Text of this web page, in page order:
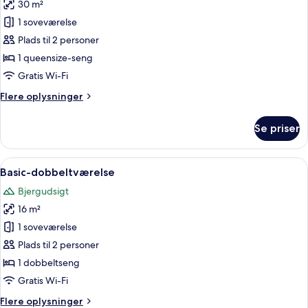
af
Deluxe-
dobbeltværelse
30 m²
1 soveværelse
Plads til 2 personer
1 queensize-seng
Gratis Wi-Fi
Flere oplysninger
Flere
dobbeltværelse
Se priser
Indlæs
alle
billeder
af
Basic-
dobbeltværelse
Et soveværelse med skråvæg, en
4
Basic-dobbeltværelse
Bjergudsigt
16 m²
1 soveværelse
Plads til 2 personer
1 dobbeltseng
Gratis Wi-Fi
Flere oplysninger
Flere